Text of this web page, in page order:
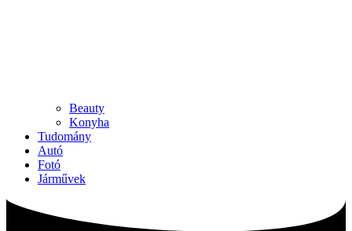
Beauty
Konyha
Tudomány
Autó
Fotó
Járművek